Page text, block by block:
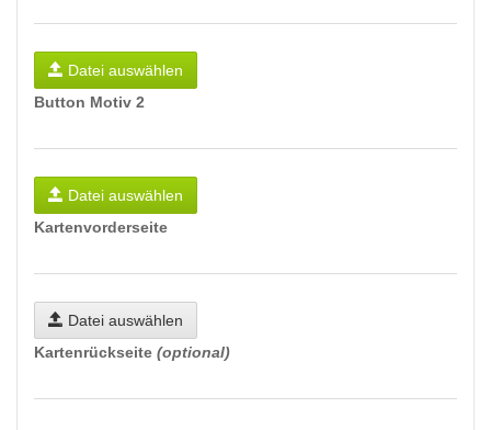
Datei auswählen
Button Motiv 2
Datei auswählen
Kartenvorderseite
Datei auswählen
Kartenrückseite (optional)